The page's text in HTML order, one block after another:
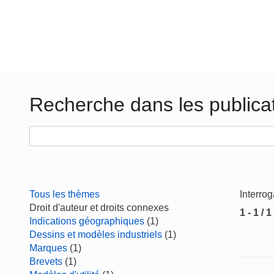
Recherche dans les
Tous les thèmes
Droit d'auteur et droits connexes
Indications géographiques (1)
Dessins et modèles industriels (1)
Marques (1)
Brevets (1)
1 - 1 / 1